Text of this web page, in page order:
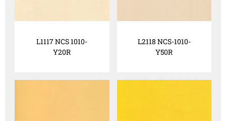
L1117 NCS 1010-
Y20R
L2118 NCS-1010-
Y50R